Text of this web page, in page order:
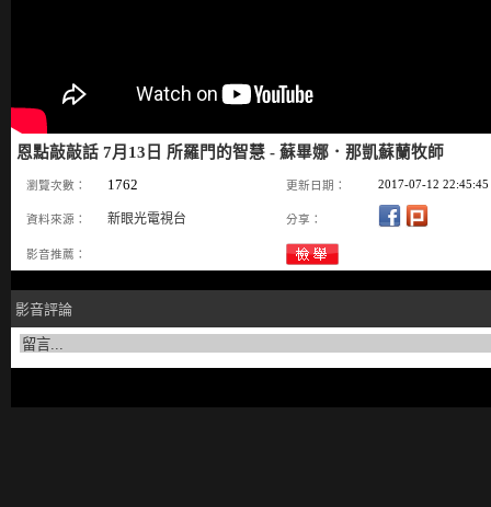
恩點敲敲話 7月13日 所羅門的智慧 - 蘇畢娜．那凱蘇蘭牧師
瀏覽次數： 1762 更新日期： 2017-07-12 22:45:45
資料來源： 新眼光電視台 分享：
影音推薦：
影音評論